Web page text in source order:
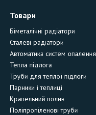
Товари
Біметалічні радіатори
Сталеві радіатори
Автоматика систем опалення
Тепла підлога
Труби для теплої підлоги
Парники і теплиці
Крапельний полив
Поліпропіленові труби